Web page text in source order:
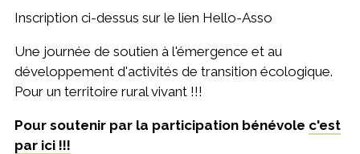
Inscription ci-dessus sur le lien Hello-Asso
Une journée de soutien à l'émergence et au
développement d'activités de transition écologique.
Pour un territoire rural vivant !!!
Pour soutenir par la participation bénévole c'est
par ici !!!